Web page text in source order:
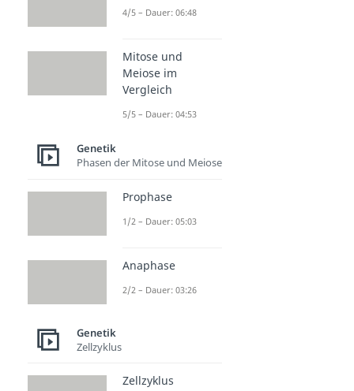
4/5 – Dauer: 06:48
Mitose und
Meiose im
Vergleich
5/5 – Dauer: 04:53
Genetik
Phasen der Mitose und Meiose
Prophase
1/2 – Dauer: 05:03
Anaphase
2/2 – Dauer: 03:26
Genetik
Zellzyklus
Zellzyklus